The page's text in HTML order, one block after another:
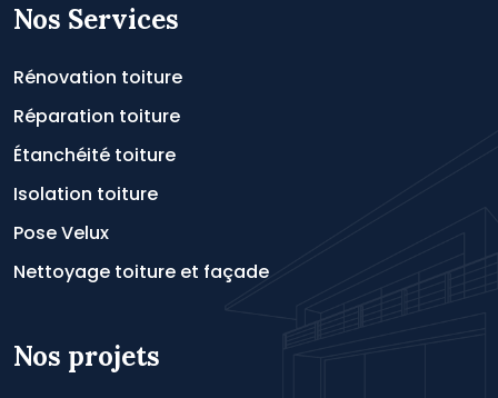
Nos Services
Rénovation toiture
Réparation toiture
Étanchéité toiture
Isolation toiture
Pose Velux
Nettoyage toiture et façade
Nos projets